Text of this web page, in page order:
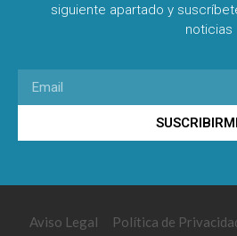
siguiente apartado y
noticias
Aviso Legal Política de